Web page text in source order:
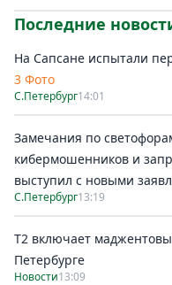
Последние
На Сапсане испытали
3 Фото
С.Петербург14:01
Замечания по
кибермошенников и
выступил с новыми
С.Петербург13:19
Т2 включает
Петербурге
Новости13:09